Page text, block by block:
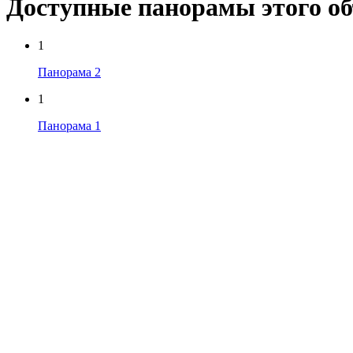
Доступные панорамы этого
1
Панорама 2
1
Панорама 1